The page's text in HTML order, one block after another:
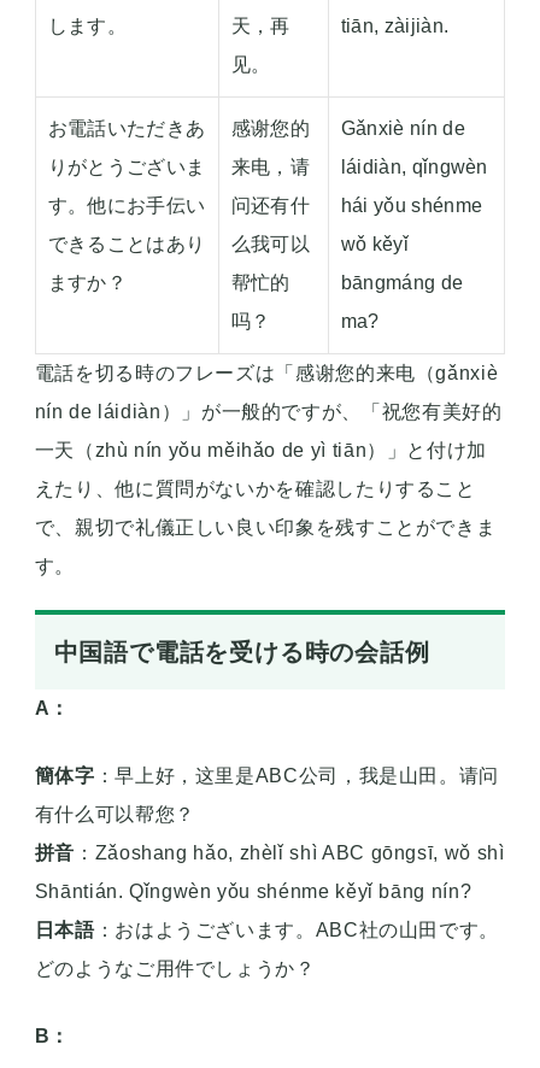
します。
天，再
见。
tiān, zàijiàn.
お電話いただきあ
りがとうございま
す。他にお手伝い
できることはあり
ますか？
感谢您的
来电，请
问还有什
么我可以
帮忙的
吗？
Gǎnxiè nín de
láidiàn, qǐngwèn
hái yǒu shénme
wǒ kěyǐ
bāngmáng de
ma?
電話を切る時のフレーズは「感谢您的来电（gǎnxiè
nín de láidiàn）」が一般的ですが、「祝您有美好的
一天（zhù nín yǒu měihǎo de yì tiān）」と付け加
えたり、他に質問がないかを確認したりすること
で、親切で礼儀正しい良い印象を残すことができま
す。
中国語で電話を受ける時の会話例
A：
簡体字 ：早上好，这里是ABC公司，我是山田。请问
有什么可以帮您？
拼音 ：Zǎoshang hǎo, zhèlǐ shì ABC gōngsī, wǒ shì
Shāntián. Qǐngwèn yǒu shénme kěyǐ bāng nín?
日本語：おはようございます。ABC社の山田です。
どのようなご用件でしょうか？
B：